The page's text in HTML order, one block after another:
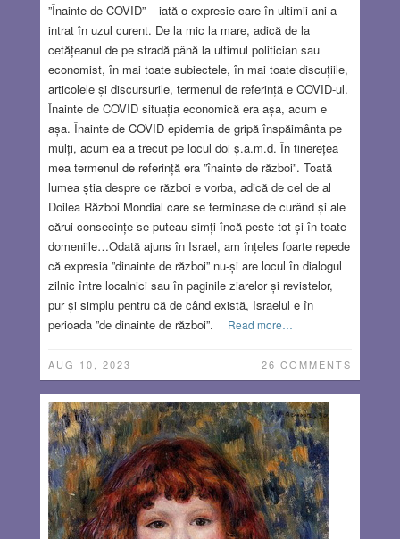
”Înainte de COVID” – iată o expresie care în ultimii ani a
intrat în uzul curent. De la mic la mare, adică de la
cetățeanul de pe stradă până la ultimul politician sau
economist, în mai toate subiectele, în mai toate discuțiile,
articolele și discursurile, termenul de referință e COVID-ul.
Înainte de COVID situația economică era așa, acum e
așa. Înainte de COVID epidemia de gripă înspăimânta pe
mulți, acum ea a trecut pe locul doi ș.a.m.d. În tinerețea
mea termenul de referință era ”înainte de război”. Toată
lumea știa despre ce război e vorba, adică de cel de al
Doilea Război Mondial care se terminase de curând și ale
cărui consecințe se puteau simți încă peste tot și în toate
domeniile…Odată ajuns în Israel, am înțeles foarte repede
că expresia ”dinainte de război” nu-și are locul în dialogul
zilnic între localnici sau în paginile ziarelor și revistelor,
pur și simplu pentru că de când există, Israelul e în
perioada ”de dinainte de război”.
Read more…
AUG 10, 2023 26 COMMENTS